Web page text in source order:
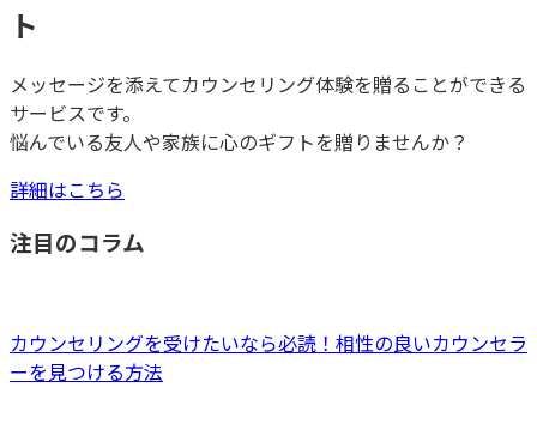
ト
メッセージを添えてカウンセリング体験を贈ることができる
サービスです。
悩んでいる友人や家族に心のギフトを贈りませんか？
詳細はこちら
注目のコラム
カウンセリングを受けたいなら必読！相性の良いカウンセラ
ーを見つける方法